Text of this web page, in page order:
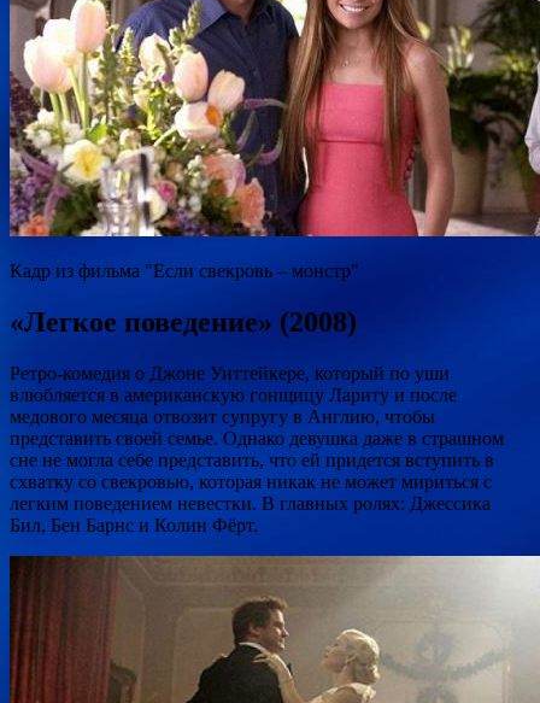
Кадр из фильма "Если свекровь – монстр"
«Легкое поведение» (2008)
Ретро-комедия о Джоне Уиттейкере, который по уши
влюбляется в американскую гонщицу Лариту и после
медового месяца отвозит супругу в Англию, чтобы
представить своей семье. Однако девушка даже в страшном
сне не могла себе представить, что ей придется вступить в
схватку со свекровью, которая никак не может мириться с
легким поведением невестки. В главных ролях: Джессика
Бил, Бен Барнс и Колин Фёрт.